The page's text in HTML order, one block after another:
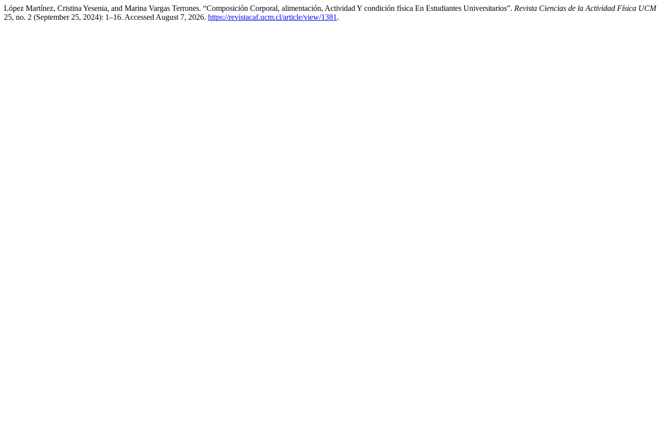
López Martínez, Cristina Yesenia, and Marina Vargas Terrones. “Composición Corporal, alimentación, Actividad Y condición física En Estudiantes Universitarios”. Revista Ciencias de la Actividad Física UCM
25, no. 2 (September 25, 2024): 1–16. Accessed August 7, 2026. https://revistacaf.ucm.cl/article/view/1381 .